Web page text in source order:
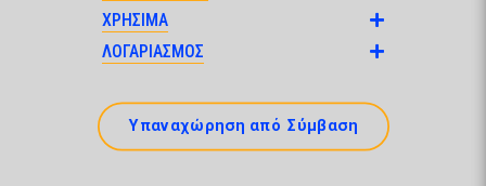
ΧΡΗΣΙΜΑ
ΛΟΓΑΡΙΑΣΜΟΣ
Υπαναχώρηση από Σύμβαση